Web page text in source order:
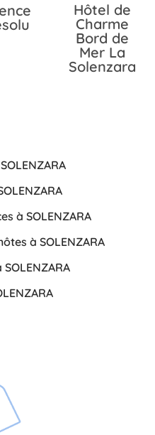
Hôtel de
Charme
Bord de
Mer La
Solenzara
à SOLENZARA
à SOLENZARA